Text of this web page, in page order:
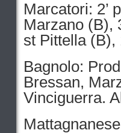
Marcatori: 2’
Marzano (B),
st Pittella (B),
Bagnolo:
Bressan,
Vinciguerra.